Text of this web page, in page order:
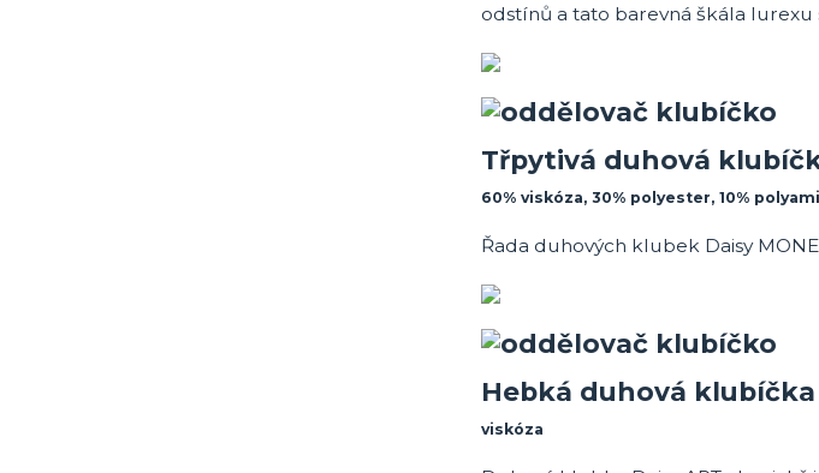
odstínů a tato barevná škála lurexu
Třpytivá duhová
60% viskóza, 30% polyester, 10%
Řada duhových klubek Daisy
Hebká duhová klubíčka
viskóza